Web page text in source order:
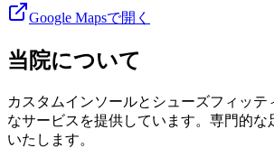
Google Mapsで開く
当院について
カスタムインソールとシューズフィッテ
なサービスを提供しています。専門的な
いたします。